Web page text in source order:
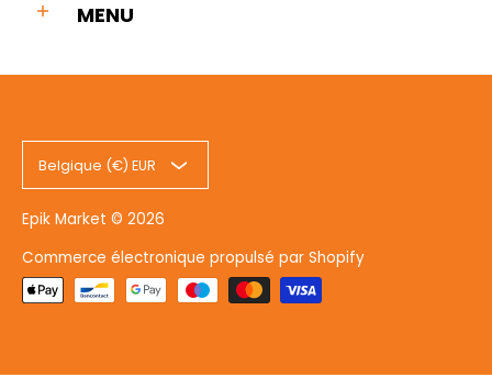
MENU
Belgique (€) EUR
Epik Market © 2026
Commerce électronique propulsé par Shopify